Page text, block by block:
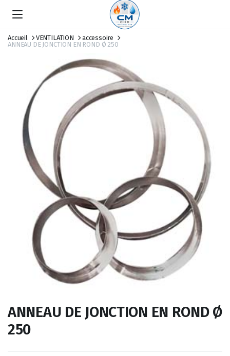
Accueil VENTILATION
accessoire
ANNEAU DE JONCTION EN ROND Ø 250
ANNEAU DE JONCTION EN ROND Ø
250